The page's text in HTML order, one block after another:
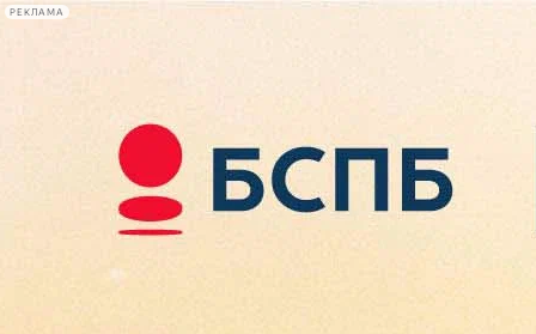
РЕКЛАМА
Сегодня:
2026.08.08
10:34
Афиша Plus